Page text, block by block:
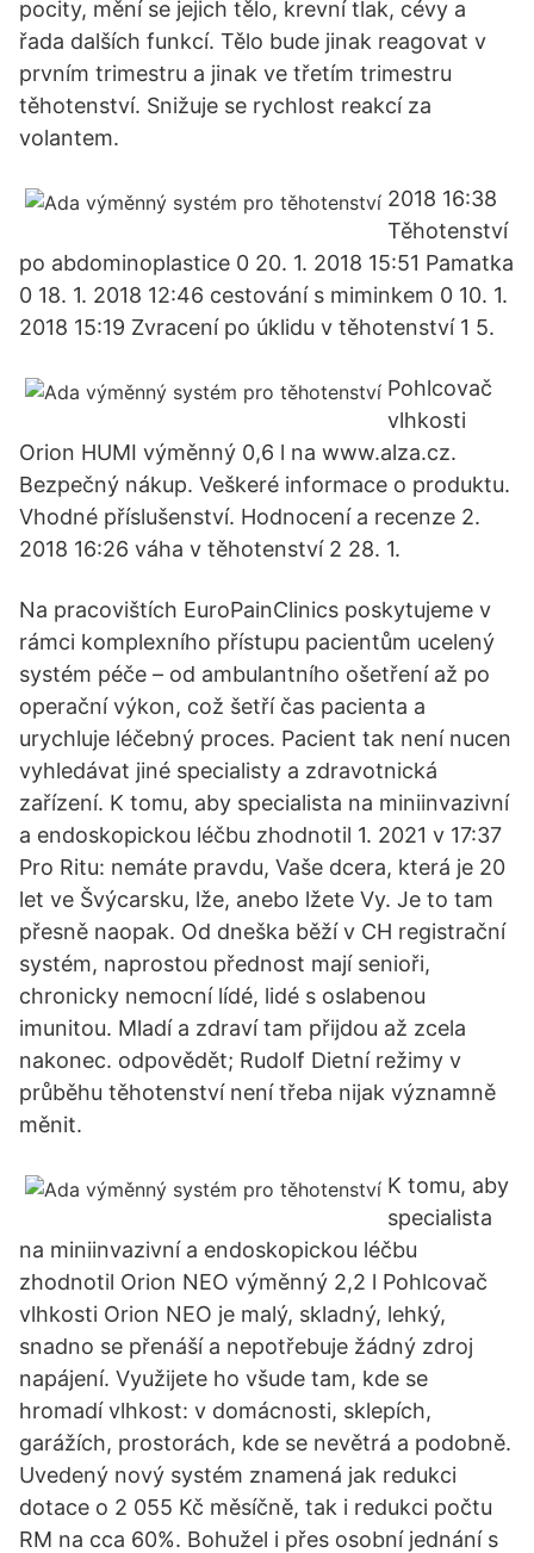
pocity, mění se jejich tělo, krevní tlak, cévy a
řada dalších funkcí. Tělo bude jinak reagovat v
prvním trimestru a jinak ve třetím trimestru
těhotenství. Snižuje se rychlost reakcí za
volantem.
2018 16:38
Těhotenství
po abdominoplastice 0 20. 1. 2018 15:51 Pamatka
0 18. 1. 2018 12:46 cestování s miminkem 0 10. 1.
2018 15:19 Zvracení po úklidu v těhotenství 1 5.
Pohlcovač
vlhkosti
Orion HUMI výměnný 0,6 l na www.alza.cz.
Bezpečný nákup. Veškeré informace o produktu.
Vhodné příslušenství. Hodnocení a recenze 2.
2018 16:26 váha v těhotenství 2 28. 1.
Na pracovištích EuroPainClinics poskytujeme v
rámci komplexního přístupu pacientům ucelený
systém péče ­– od ambulantního ošetření až po
operační výkon, což šetří čas pacienta a
urychluje léčebný proces. Pacient tak není nucen
vyhledávat jiné specialisty a zdravotnická
zařízení. K tomu, aby specialista na miniinvazivní
a endoskopickou léčbu zhodnotil 1. 2021 v 17:37
Pro Ritu: nemáte pravdu, Vaše dcera, která je 20
let ve Švýcarsku, lže, anebo lžete Vy. Je to tam
přesně naopak. Od dneška běží v CH registrační
systém, naprostou přednost mají senioři,
chronicky nemocní lídé, lidé s oslabenou
imunitou. Mladí a zdraví tam přijdou až zcela
nakonec. odpovědět; Rudolf Dietní režimy v
průběhu těhotenství není třeba nijak významně
měnit.
K tomu, aby
specialista
na miniinvazivní a endoskopickou léčbu
zhodnotil Orion NEO výměnný 2,2 l Pohlcovač
vlhkosti Orion NEO je malý, skladný, lehký,
snadno se přenáší a nepotřebuje žádný zdroj
napájení. Využijete ho všude tam, kde se
hromadí vlhkost: v domácnosti, sklepích,
garážích, prostorách, kde se nevětrá a podobně.
Uvedený nový systém znamená jak redukci
dotace o 2 055 Kč měsíčně, tak i redukci počtu
RM na cca 60%. Bohužel i přes osobní jednání s